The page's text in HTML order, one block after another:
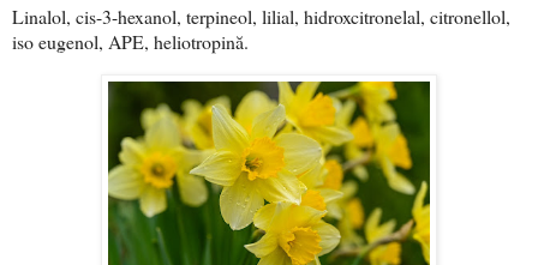
Linalol, cis-3-hexanol, terpineol, lilial, hidroxcitronelal, citronellol,
iso eugenol, APE, heliotropină.